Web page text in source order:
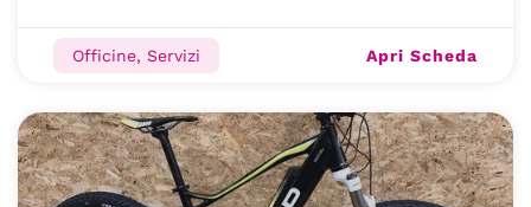
Officine, Servizi Apri Scheda